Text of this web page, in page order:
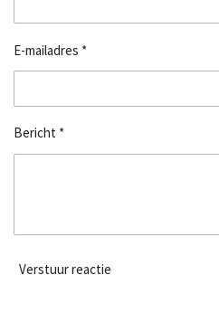
E-mailadres *
Bericht *
Verstuur reactie